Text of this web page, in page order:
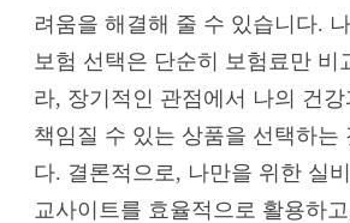
려움을 해결해 줄 수 있습니다.
보험 선택은 단순히 보험료만 비
라, 장기적인 관점에서 나의 건
책임질 수 있는 상품을 선택하는
다. 결론적으로, 나만을 위한 실
교사이트를 효율적으로 활용하